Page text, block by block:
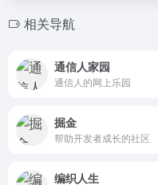
相关导航
通信人家园
通信人的网上乐园
掘金
帮助开发者成长的社区
编织人生